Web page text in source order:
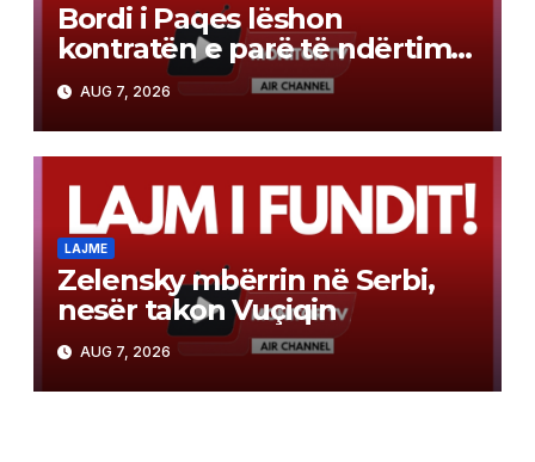
Bordi i Paqes lëshon
kontratën e parë të ndërtimit
në Gazë
AUG 7, 2026
LAJME
Zelensky mbërrin në Serbi,
nesër takon Vuçiqin
AUG 7, 2026